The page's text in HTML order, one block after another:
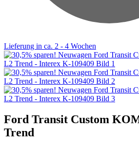
Lieferung in ca. 2 - 4 Wochen
Ford Transit Custom
Trend